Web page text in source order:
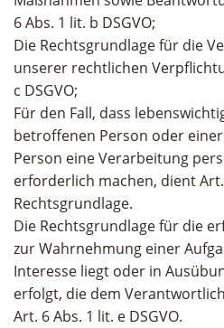
6 Abs. 1 lit. b DSGVO;
Die Rechtsgrundlage für die
unserer rechtlichen
c DSGVO;
Für den Fall, dass
betroffenen Person oder
Person eine Verarbeitung
erforderlich machen, dient Art.
Rechtsgrundlage.
Die Rechtsgrundlage für die
zur Wahrnehmung einer
Interesse liegt oder in
erfolgt, die dem
Art. 6 Abs. 1 lit. e DSGVO.